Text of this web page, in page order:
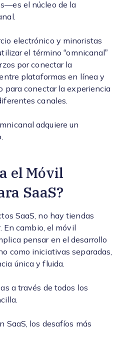
el núcleo de la
electrónico y minoristas
el término “omnicanal”
por conectar la
plataformas en línea y
para conectar la experiencia
canales.
adquiere un
el Móvil
SaaS?
SaaS, no hay tiendas
En cambio, el móvil
pensar en el desarrollo
como iniciativas separadas,
única y fluida.
a través de todos los
SaaS, los desafíos más